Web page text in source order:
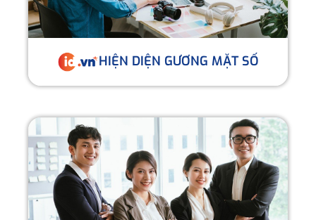
HIỆN DIỆN GƯƠNG MẶT SỐ